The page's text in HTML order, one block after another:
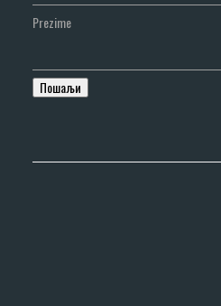
Prezime